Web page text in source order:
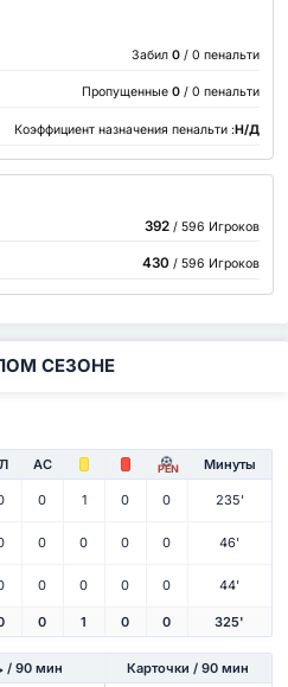
Забил 0 / 0 пенальти
Пропущенные 0 / 0 пенальти
Коэффициент назначения пенальти :Н/Д
392/ 596 Игроков
430/ 596 Игроков
СЕЗОНЕ
АС PEN Минуты
0 1 0 0 235'
0 0 0 0 46'
0 0 0 0 44'
0 1 0 0 325'
/ 90 мин Карточки / 90 мин